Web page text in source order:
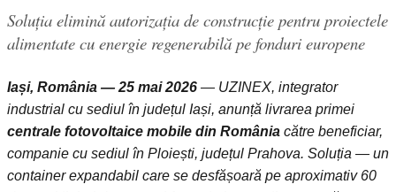
Soluția elimină autorizația de construcție pentru proiectele
alimentate cu energie regenerabilă pe fonduri europene
Iași, România — 25 mai 2026 — UZINEX, integrator
industrial cu sediul în județul Iași, anunță livrarea primei
centrale fotovoltaice mobile din România către beneficiar,
companie cu sediul în Ploiești, județul Prahova. Soluția — un
container expandabil care se desfășoară pe aproximativ 60